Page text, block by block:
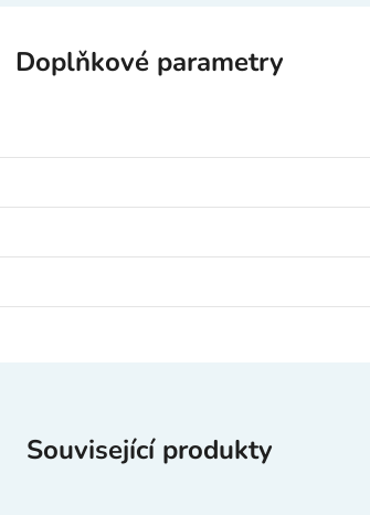
Doplňkové parametry
Související produkty